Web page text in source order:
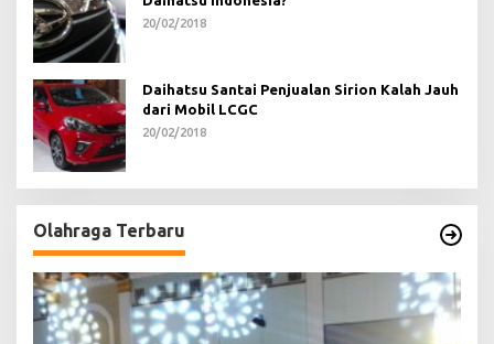
20/02/2018
Daihatsu Santai Penjualan Sirion Kalah Jauh
dari Mobil LCGC
20/02/2018
Olahraga Terbaru